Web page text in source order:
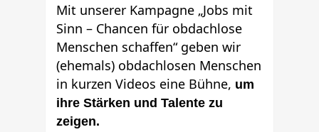
Mit unserer Kampagne „Jobs mit
Sinn – Chancen für obdachlose
Menschen schaffen“ geben wir
(ehemals) obdachlosen Menschen
in kurzen Videos eine Bühne, um
ihre Stärken und Talente zu
zeigen.